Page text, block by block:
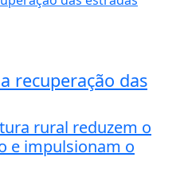
recuperação das
rural reduzem o
e impulsionam o